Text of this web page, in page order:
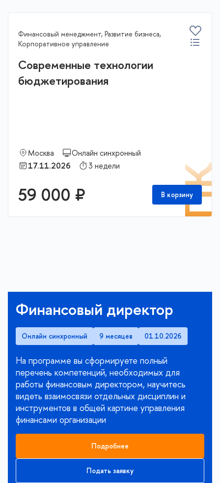
Финансовый менеджмент, Развитие бизнеса,
Корпоративное управление
Современные технологии
бюджетирования
Москва
Онлайн синхронный
17.11.2026
3 недели
59 000 ₽ В корзину
Создание и развитие
бренда территории
01.09.2026
Раскройте потенциал территорий и локальных
проектов с помощью профессиональных бренд-
стратегий, превратив их уникальные
особенности в конкурентное преимущество.
Решите текущие и стратегические задачи по
развитию локальной идентичности и
привлекательности территорий с менторской
поддержкой.